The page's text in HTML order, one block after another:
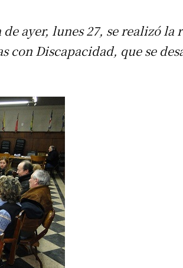
ayer, lunes 27, se realizó la
con Discapacidad, que se